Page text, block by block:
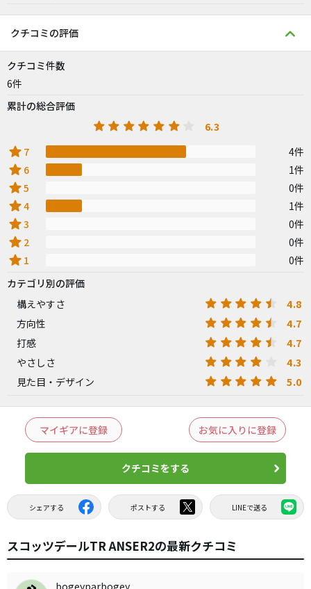
クチコミの評価
クチコミ件数
6件
累計の総合評価
6.3
star 7 4件
star 6 1件
star5 0件
star4 1件
star3 0件
star 2 0件
star 1
0件
カテゴリ別の評価
構えやすさ
4.8
方向性 4.7
打感 4.7
やさしさ 4.3
見た目・デザイン 5.0
マイギアに登録 お気に入りに登録
クチコミをする
シェアする ポストする LINEで送る
スコッツデールTR ANSER2の最新クチコミ
bogeyparbogey